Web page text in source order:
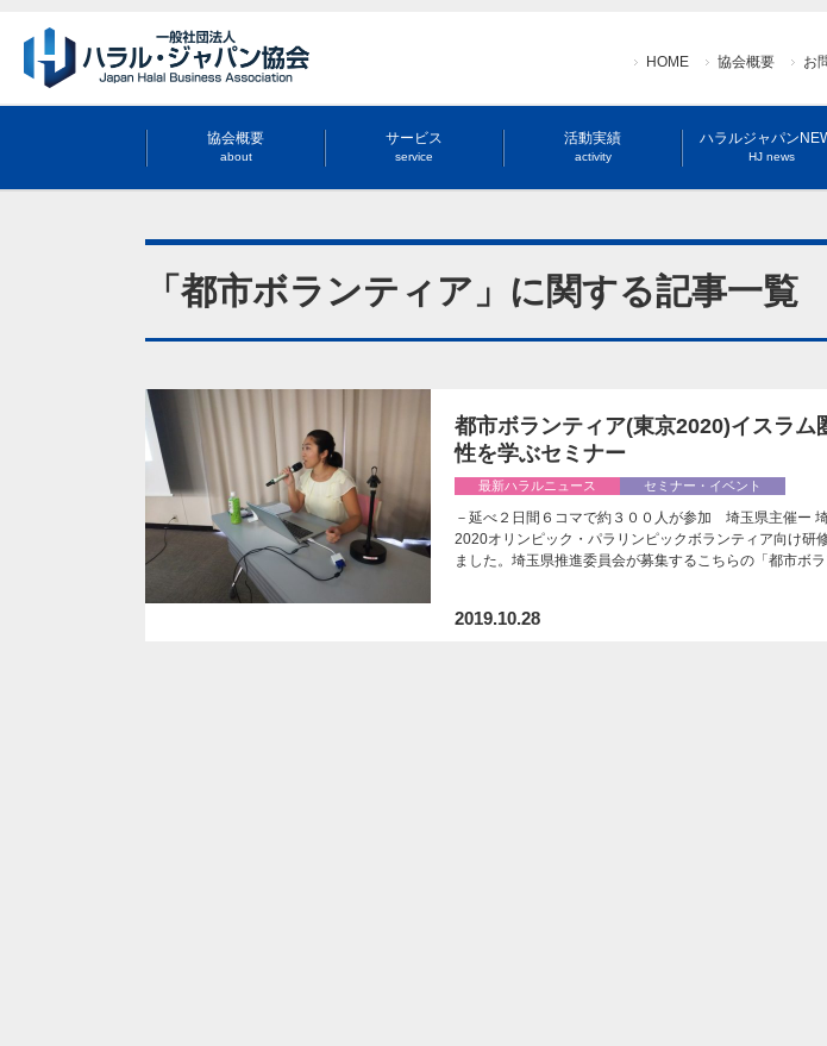
HOME 協会概要 お
協会概要
about
サービス
service
活動実績
activity
ハラルジャパン
HJ news
「都市ボランティア」に関する記事一覧
都市ボランティア(東京2020)イスラム
性を学ぶセミナー
最新ハラルニュース セミナー・イベント
－延べ２日間６コマで約３００人が参加 埼玉県主催ー
2020オリンピック・パラリンピックボランティア向け研
ました。埼玉県推進委員会が募集するこちらの「都市ボ
2019.10.28